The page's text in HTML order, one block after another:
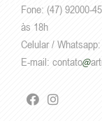
Fone: (47) 92000-
às 18h
Celular /
E-mail: contato